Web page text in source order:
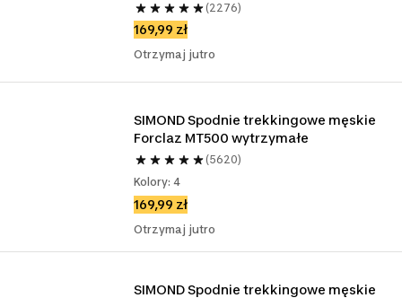
(2276)
169,99 zł
Otrzymaj jutro
SIMOND Spodnie trekkingowe męskie
Forclaz MT500 wytrzymałe
(5620)
Kolory: 4
169,99 zł
Otrzymaj jutro
SIMOND Spodnie trekkingowe męskie